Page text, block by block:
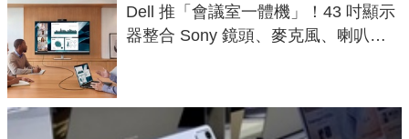
Dell 推「會議室一體機」！43 吋顯示
器整合 Sony 鏡頭、麥克風、喇叭，